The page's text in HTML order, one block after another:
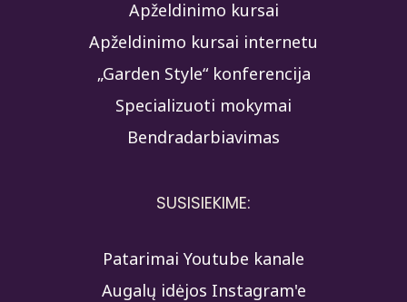
Apželdinimo kursai
Apželdinimo kursai internetu
„Garden Style“ konferencija
Specializuoti mokymai
Bendradarbiavimas
SUSISIEKIME:
Patarimai Youtube kanale
Augalų idėjos Instagram'e